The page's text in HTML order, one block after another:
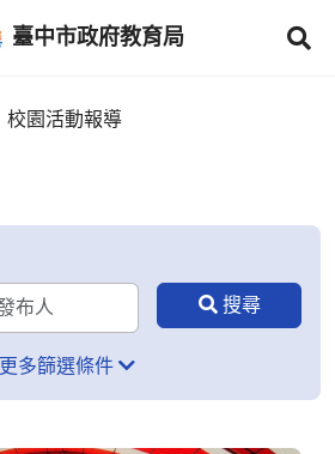
臺中市政府教育局
校園活動報導
更多篩選條件